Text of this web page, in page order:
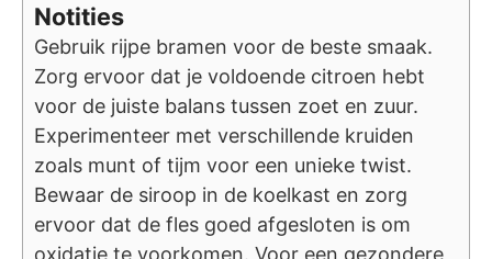
Notities
Gebruik rijpe bramen voor de beste smaak.
Zorg ervoor dat je voldoende citroen hebt
voor de juiste balans tussen zoet en zuur.
Experimenteer met verschillende kruiden
zoals munt of tijm voor een unieke twist.
Bewaar de siroop in de koelkast en zorg
ervoor dat de fles goed afgesloten is om
oxidatie te voorkomen. Voor een gezondere